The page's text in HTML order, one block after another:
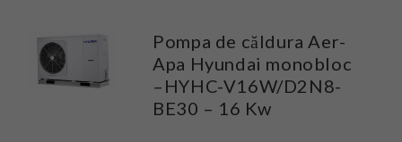
Pompa de căldura Aer-
Apa Hyundai monobloc
–HYHC-V16W/D2N8-
BE30 – 16 Kw